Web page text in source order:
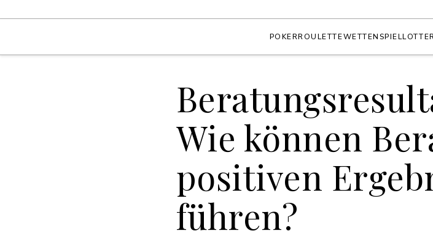
POKERROULETTEWETTENSPIEL
Wie können
positiven
führen?